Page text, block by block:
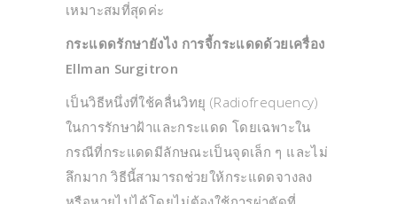
เหมาะสมที่สุดค่ะ
กระแดดรักษายังไง การจี้กระแดดด้วยเครื่อง
Ellman Surgitron
เป็นวิธีหนึ่งที่ใช้คลื่นวิทยุ (Radiofrequency)
ในการรักษาฝ้าและกระแดด โดยเฉพาะใน
กรณีที่กระแดดมีลักษณะเป็นจุดเล็ก ๆ และไม่
ลึกมาก วิธีนี้สามารถช่วยให้กระแดดจางลง